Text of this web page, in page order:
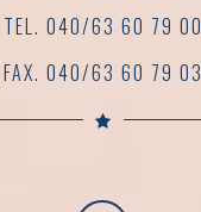
TEL. 040/63 60 79 00
FAX. 040/63 60 79 03